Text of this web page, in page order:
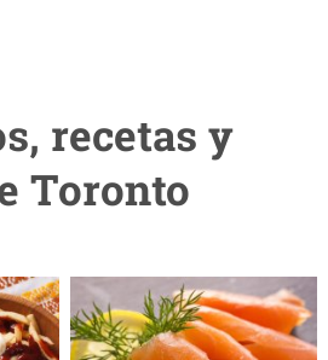
recetas y
Toronto